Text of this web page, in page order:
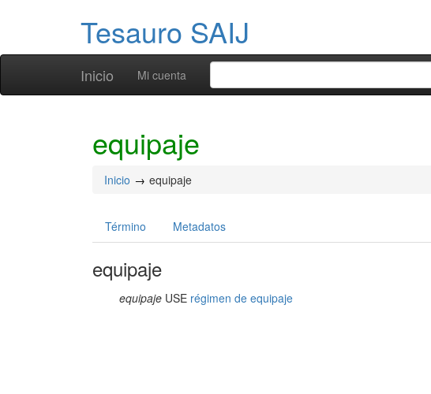
Tesauro SAIJ
Inicio Mi cuenta
equipaje
Inicio equipaje
Término Metadatos
equipaje
equipaje USE régimen de equipaje